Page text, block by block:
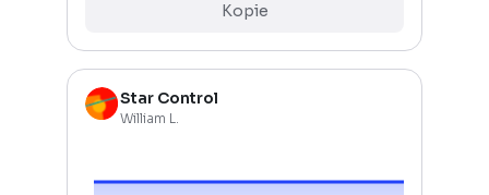
Kopie
Star Control
William L.